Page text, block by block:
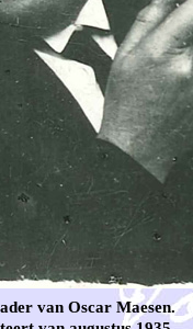
van Oscar Maesen.